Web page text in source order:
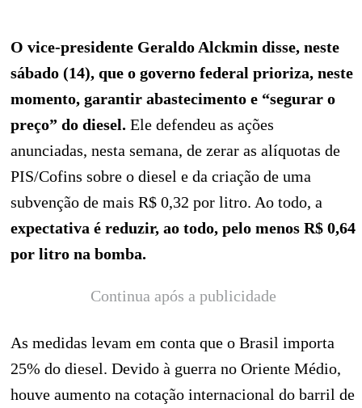
O vice-presidente Geraldo Alckmin disse, neste
sábado (14), que o governo federal prioriza, neste
momento, garantir abastecimento e “segurar o
preço” do diesel. Ele defendeu as ações
anunciadas, nesta semana, de zerar as alíquotas de
PIS/Cofins sobre o diesel e da criação de uma
subvenção de mais R$ 0,32 por litro. Ao todo, a
expectativa é reduzir, ao todo, pelo menos R$ 0,64
por litro na bomba.
Continua após a publicidade
As medidas levam em conta que o Brasil importa
25% do diesel. Devido à guerra no Oriente Médio,
houve aumento na cotação internacional do barril de